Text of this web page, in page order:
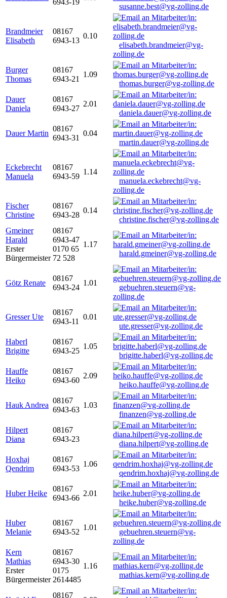
6943-19
susanne.best@vg-zolling.de
Brandmeier
Elisabeth
08167
6943-13
0.10
elisabeth.brandmeier@vg-
zolling.de
Burger
Thomas
08167
6943-21
1.09
thomas.burger@vg-zolling.de
Dauer
Daniela
08167
6943-27
2.01
daniela.dauer@vg-zolling.de
Dauer Martin
08167
6943-31
0.04
martin.dauer@vg-zolling.de
Eckebrecht
Manuela
08167
6943-59
1.14
manuela.eckebrecht@vg-
zolling.de
Fischer
Christine
08167
6943-28
0.14
christine.fischer@vg-zolling.de
Gmeiner
Harald
Erster
Bürgermeister
08167
6943-47
0170 65
72 528
1.17
harald.gmeiner@vg-zolling.de
Götz Renate
08167
6943-24
1.01
gebuehren.steuern@vg-
zolling.de
Gresser Ute
08167
6943-11
0.01
ute.gresser@vg-zolling.de
Haberl
Brigitte
08167
6943-25
1.05
brigitte.haberl@vg-zolling.de
Hauffe
Heiko
08167
6943-60
2.09
heiko.hauffe@vg-zolling.de
Hauk Andrea
08167
6943-63
1.03
finanzen@vg-zolling.de
Hilpert
Diana
08167
6943-23
diana.hilpert@vg-zolling.de
Hoxhaj
Qendrim
08167
6943-53
1.06
qendrim.hoxhaj@vg-zolling.de
Huber Heike
08167
6943-66
2.01
heike.huber@vg-zolling.de
Huber
Melanie
08167
6943-52
1.01
gebuehren.steuern@vg-
zolling.de
Kern
Mathias
Erster
Bürgermeister
08167
6943-30
0175
2614485
1.16
mathias.kern@vg-zolling.de
08167